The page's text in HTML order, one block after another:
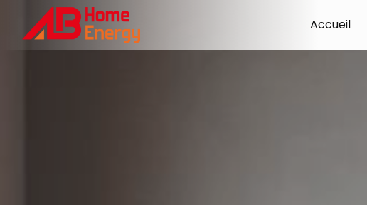
Accueil
Panneau de gestion des cookies